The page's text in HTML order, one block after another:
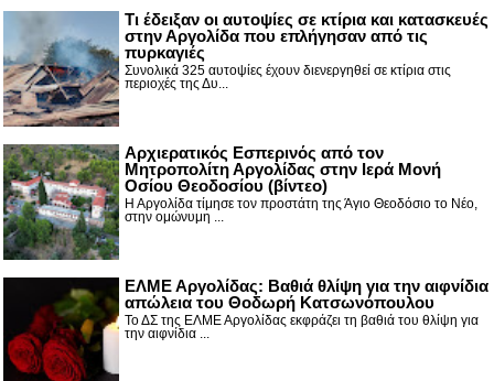
Τι έδειξαν οι αυτοψίες σε κτίρια και κατασκευές
στην Αργολίδα που επλήγησαν από τις
πυρκαγιές
Συνολικά 325 αυτοψίες έχουν διενεργηθεί σε κτίρια στις
περιοχές της Δυ...
Αρχιερατικός Εσπερινός από τον
Μητροπολίτη Αργολίδας στην Ιερά Μονή
Οσίου Θεοδοσίου (βίντεο)
Η Αργολίδα τίμησε τον προστάτη της Άγιο Θεοδόσιο το Νέο,
στην ομώνυμη ...
ΕΛΜΕ Αργολίδας: Βαθιά θλίψη για την αιφνίδια
απώλεια του Θοδωρή Κατσωνόπουλου
Το ΔΣ της ΕΛΜΕ Αργολίδας εκφράζει τη βαθιά του θλίψη για
την αιφνίδια ...